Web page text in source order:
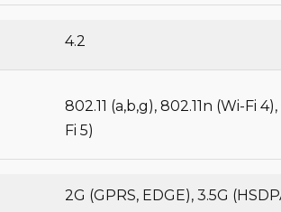
4.2
802.11 (a,b,g), 802.11n (Wi-Fi
Fi 5)
2G (GPRS, EDGE), 3.5G